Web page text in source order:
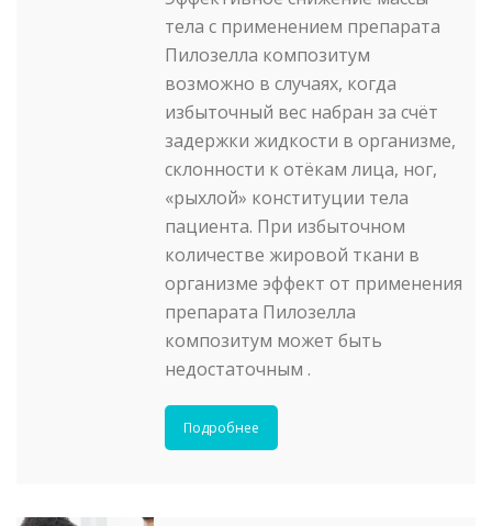
тела с применением препарата
Пилозелла композитум
возможно в случаях, когда
избыточный вес набран за счёт
задержки жидкости в организме,
склонности к отёкам лица, ног,
«рыхлой» конституции тела
пациента. При избыточном
количестве жировой ткани в
организме эффект от применения
препарата Пилозелла
композитум может быть
недостаточным .
Подробнее